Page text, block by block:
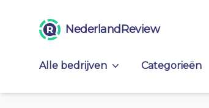
NederlandReview
Alle bedrijven Categorieën